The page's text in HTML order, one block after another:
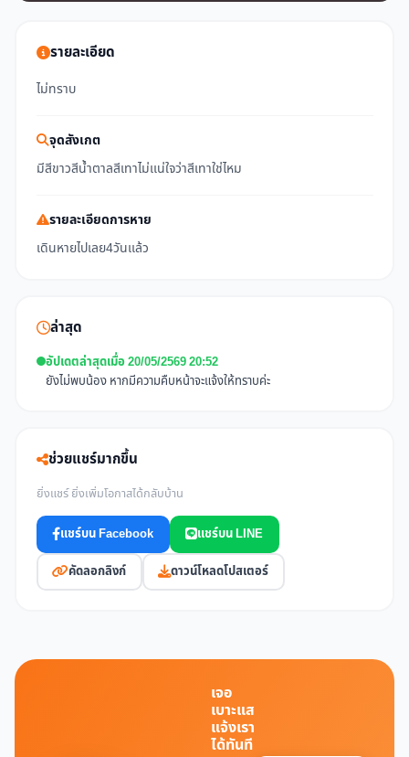
รายละเอียด
ไม่ทราบ
จุดสังเกต
มีสีขาวสีน้ำตาลสีเทาไม่เเน่ใจว่าสีเทาใช่ไหม
รายละเอียดการหาย
เดินหายไปเลย4วันเเล้ว
ล่าสุด
อัปเดตล่าสุดเมื่อ 20/05/2569 20:52
ยังไม่พบน้อง หากมีความคืบหน้าจะแจ้งให้ทราบค่ะ
ช่วยแชร์มากขึ้น
ยิ่งแชร์ ยิ่งเพิ่มโอกาสได้กลับบ้าน
แชร์บน Facebook แชร์บน LINE
คัดลอกลิงก์ ดาวน์โหลดโปสเตอร์
เจอ
เบาะแส
แจ้งเรา
ได้ทันที